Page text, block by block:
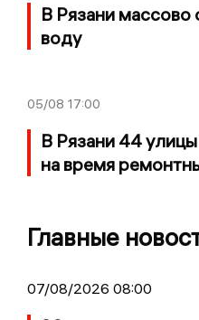
В Рязани
воду
05/08 17:00
В Рязани 44
на время
Главные
07/08/2026 08:00